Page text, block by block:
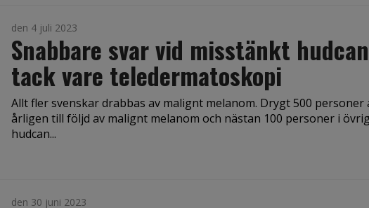
den 4 juli 2023
Snabbare svar vid misstänkt
tack vare teledermatoskopi
Allt fler svenskar drabbas av malignt melanom. Drygt 500 personer
årligen till följd av malignt melanom och nästan 100 personer i
hudcan...
den 30 juni 2023